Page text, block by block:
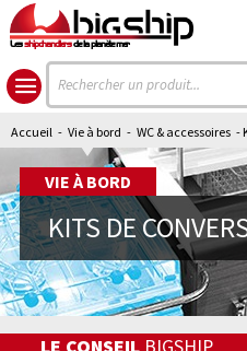
Lesshipchandlersde la planète mer
Accueil - Vie à bord - WC & accessoires -
VIE À BORD
KITS DE